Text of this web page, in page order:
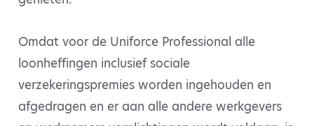
Omdat voor de Uniforce Professional alle
loonheffingen inclusief sociale
verzekeringspremies worden ingehouden en
afgedragen en er aan alle andere werkgevers